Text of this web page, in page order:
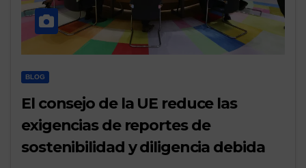
BLOG
El consejo de la UE reduce las
exigencias de reportes de
sostenibilidad y diligencia debida